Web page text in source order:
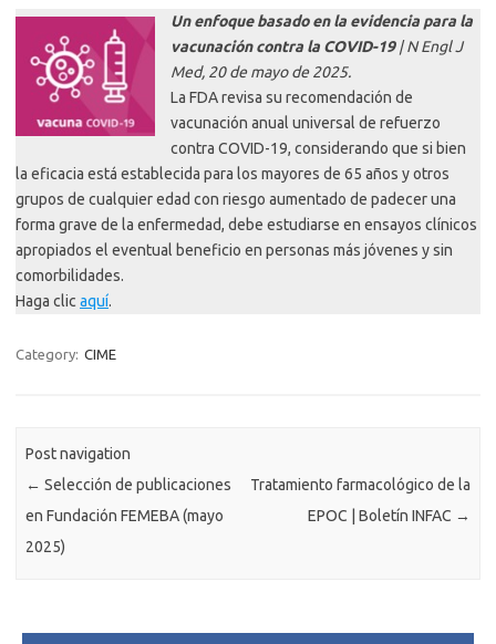
Un enfoque basado en la evidencia para la
vacunación contra la COVID-19| N Engl J
Med, 20 de mayo de 2025.
La FDA revisa su recomendación de
vacunación anual universal de refuerzo
contra COVID-19, considerando que si bien
la eficacia está establecida para los mayores de 65 años y otros
grupos de cualquier edad con riesgo aumentado de padecer una
forma grave de la enfermedad, debe estudiarse en ensayos clínicos
apropiados el eventual beneficio en personas más jóvenes y sin
comorbilidades.
Haga clic aquí.
Category: CIME
Post navigation
← Selección de publicaciones
en Fundación FEMEBA (mayo
2025)
Tratamiento farmacológico de la
EPOC | Boletín INFAC →